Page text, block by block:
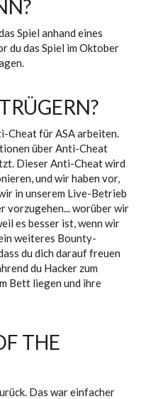
Spiel anhand eines
du das Spiel im Oktober
Cheat für ASA arbeiten.
über Anti-Cheat
Dieser Anti-Cheat wird
und wir haben vor,
in unserem Live-Betrieb
vorzugehen... worüber wir
es besser ist, wenn wir
weiteres Bounty-
du dich darauf freuen
du Hacker zum
Bett liegen und ihre
THE
Das war einfacher